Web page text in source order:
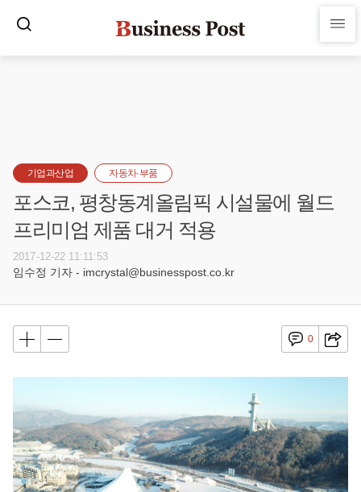
기업과산업 자동차·부품
포스코, 평창동계올림픽 시설물에 월드
프리미엄 제품 대거 적용
2017-12-22 11:11:53
임수정 기자 - imcrystal@businesspost.co.kr
0